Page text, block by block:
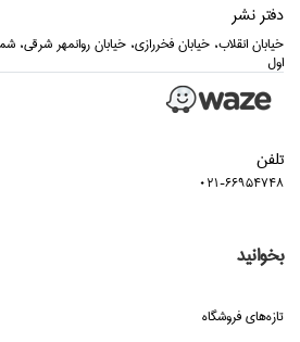
دفتر نشر
اول
تلفن
021-66954748
بخوانید
تازه‌هاي فروشگاه